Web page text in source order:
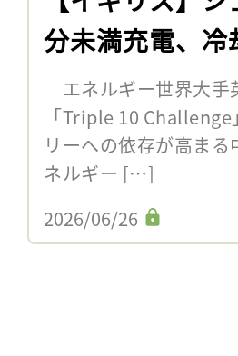
分未満充電、
エネルギー世界大手
「Triple 10
リーへの依存が高ま
ネルギー […]
2026/06/26